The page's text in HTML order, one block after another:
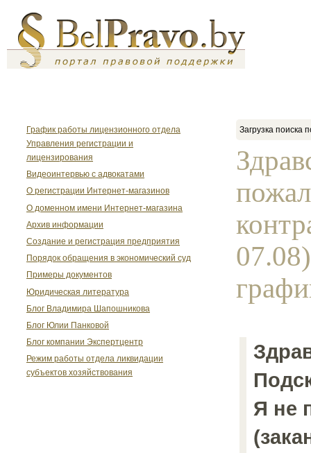
График работы лицензионного отдела
Управления регистрации и
лицензирования
Видеоинтервью с адвокатами
О регистрации Интернет-магазинов
О доменном имени Интернет-магазина
Архив информации
Создание и регистрация предприятия
Порядок обращения в экономический суд
Примеры документов
Юридическая литература
Блог Владимира Шапошникова
Блог Юлии Панковой
Блог компании Экспертцентр
Режим работы отдела ликвидации
субъектов хозяйствования
Загрузка поиска
Я не